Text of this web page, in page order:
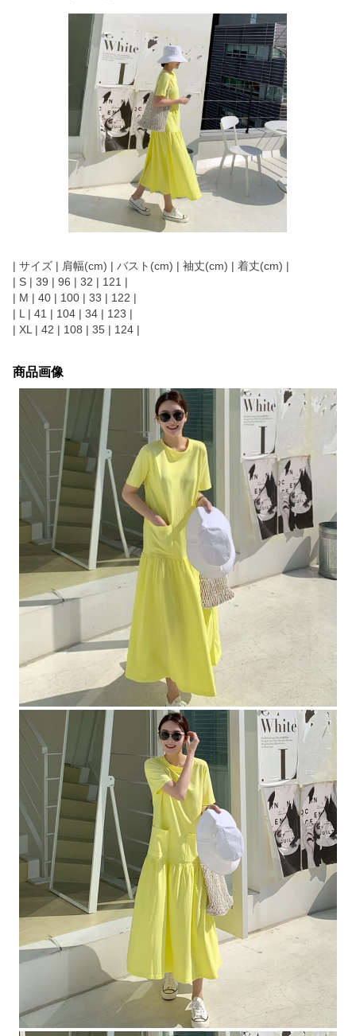
| サイズ | 肩幅(cm) | バスト(cm) | 袖丈(cm) | 着丈(cm) |
| S | 39 | 96 | 32 | 121 |
| M | 40 | 100 | 33 | 122 |
| L | 41 | 104 | 34 | 123 |
| XL | 42 | 108 | 35 | 124 |
商品画像